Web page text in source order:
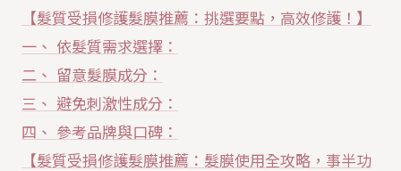
【髮質受損修護髮膜推薦：挑選要點，高效修護！】
一、 依髮質需求選擇：
二、 留意髮膜成分：
三、 避免刺激性成分：
四、 參考品牌與口碑：
【髮質受損修護髮膜推薦：髮膜使用全攻略，事半功